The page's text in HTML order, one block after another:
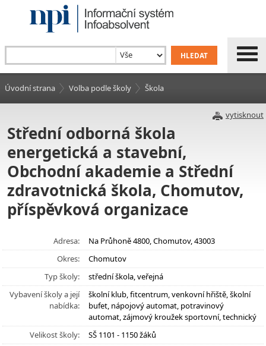
Úvodní strana Volba podle školy Škola
vytisknout
Střední odborná škola
energetická a stavební,
Obchodní akademie a Střední
zdravotnická škola, Chomutov,
příspěvková organizace
Adresa:
Na Průhoně 4800, Chomutov, 43003
Okres:
Chomutov
Typ školy:
střední škola, veřejná
Vybavení školy a její
nabídka:
školní klub, fitcentrum, venkovní hřiště, školní
bufet, nápojový automat, potravinový
automat, zájmový kroužek sportovní, technický
Velikost školy:
SŠ 1101 - 1150 žáků